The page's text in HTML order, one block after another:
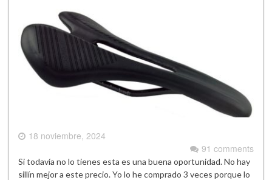
18 noviembre, 2024
91 comments
Si todavía no lo tienes esta es una buena oportunidad. No hay
sillín mejor a este precio. Yo lo he comprado 3 veces porque lo